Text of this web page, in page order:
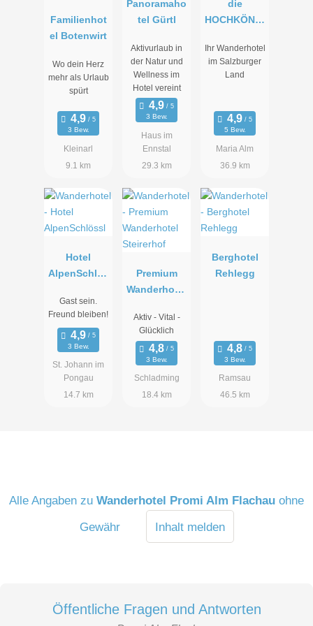
Familienhot
el Botenwirt
Wo dein Herz
mehr als Urlaub
spürt
3 Bew.
Kleinarl
9.1 km
Panoramaho
tel Gürtl
Aktivurlaub in
der Natur und
Wellness im
Hotel vereint
3 Bew.
Haus im
Ennstal
29.3 km
die
HOCHKÖNIG
Mountain
Resort
Ihr Wanderhotel
im Salzburger
Land
5 Bew.
Maria Alm
36.9 km
Hotel
AlpenSchlös
Gast sein.
Freund bleiben!
3 Bew.
St. Johann im
Pongau
14.7 km
Premium
Wanderhotel
Aktiv - Vital -
Glücklich
3 Bew.
Schladming
18.4 km
Berghotel
Rehlegg
3 Bew.
Ramsau
46.5 km
Alle Angaben zuWanderhotel Promi Alm Flachau ohne
Gewähr
Inhalt melden
Öffentliche Fragen und Antworten